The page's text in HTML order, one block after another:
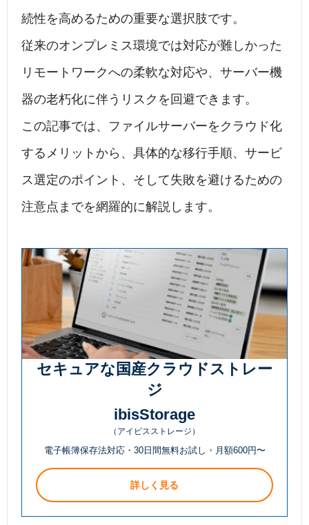
続性を高めるための重要な選択肢です。
従来のオンプレミス環境では対応が難しかった
リモートワークへの柔軟な対応や、サーバー機
器の老朽化に伴うリスクを回避できます。
この記事では、ファイルサーバーをクラウド化
するメリットから、具体的な移行手順、サービ
ス選定のポイント、そして失敗を避けるための
注意点までを網羅的に解説します。
セキュアな国産クラウドストレー
ジ
ibisStorage
（アイビスストレージ）
電子帳簿保存法対応・30日間無料お試し・月額600円〜
詳しく見る